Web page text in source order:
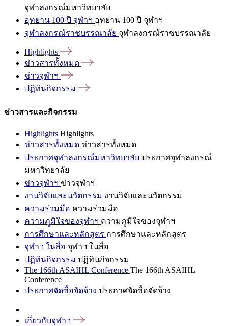
จุฬาลงกรณ์มหาวิทยาลัย
อุทยาน 100 ปี จุฬาฯ อุทยาน 100 ปี จุฬาฯ
จุฬาลงกรณ์ราชบรรณาลัย จุฬาลงกรณ์ราชบรรณาลัย
Highlights
ข่าวสารทั้งหมด
ข่าวจุฬาฯ
ปฏิทินกิจกรรม
ข่าวสารและกิจกรรม
Highlights Highlights
ข่าวสารทั้งหมด ข่าวสารทั้งหมด
ประกาศจุฬาลงกรณ์มหาวิทยาลัย ประกาศจุฬาลงกรณ์
มหาวิทยาลัย
ข่าวจุฬาฯ ข่าวจุฬาฯ
งานวิจัยและนวัตกรรม งานวิจัยและนวัตกรรม
ความร่วมมือ ความร่วมมือ
ความภูมิใจของจุฬาฯ ความภูมิใจของจุฬาฯ
การศึกษาและหลักสูตร การศึกษาและหลักสูตร
จุฬาฯ ในสื่อ จุฬาฯ ในสื่อ
ปฏิทินกิจกรรม ปฏิทินกิจกรรม
The 166th ASAIHL Conference The 166th ASAIHL
Conference
ประกาศจัดซื้อจัดจ้าง ประกาศจัดซื้อจัดจ้าง
เกี่ยวกับจุฬาฯ